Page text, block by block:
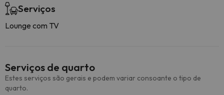
Serviços
Lounge com TV
Serviços de quarto
Estes serviços são gerais e podem variar consoante o tipo de
quarto.